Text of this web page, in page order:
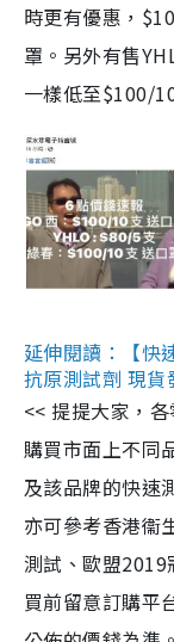
時更有優惠，
罩。另外有售
一樣低至$100/
延伸閱讀：【快
抗原測試劑 現
<< 提提大家，
購買市面上不同
及該品牌的快速
亦可參考香港衞
測試、歐盟
買前留意訂購平